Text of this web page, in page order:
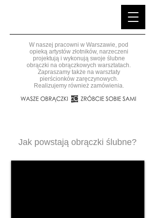
W naszej pracowni w Warszawie, pod
opieką artystów złotników, narzeczeni
projektują i wykonują swoje ślubne
obrączki na obrączkowych warsztatach.
Zapraszamy także na warsztaty
pierścionków zaręczynowych.
Realizujemy również zamówienia.
Jak powstają obrączki ślubne?